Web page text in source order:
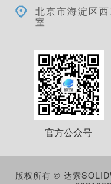
北京市海淀区
室
官方公众号
版权所有 © 达索